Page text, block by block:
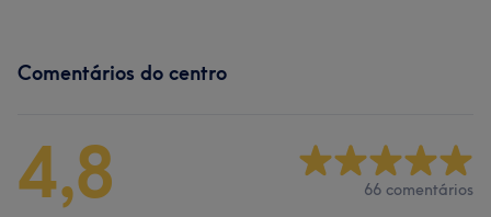
Comentários do centro
4,8 66 comentários